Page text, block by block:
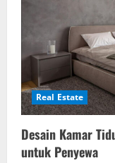
Real Estate
Desain Kamar
untuk Penyewa